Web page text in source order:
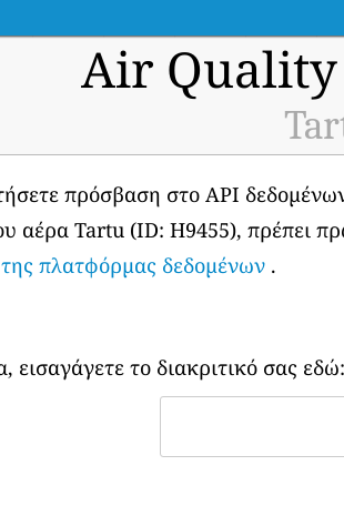
Air Quality
πρόσβαση στο API
αέρα Tartu (ID: H9455), πρέπει
της πλατφόρμας δεδομένων .
εισαγάγετε το διακριτικό σας εδώ: